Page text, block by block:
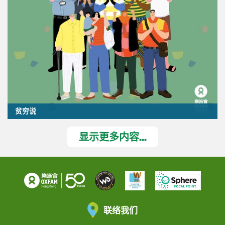
贫穷说
显示更多内容...
联络我们